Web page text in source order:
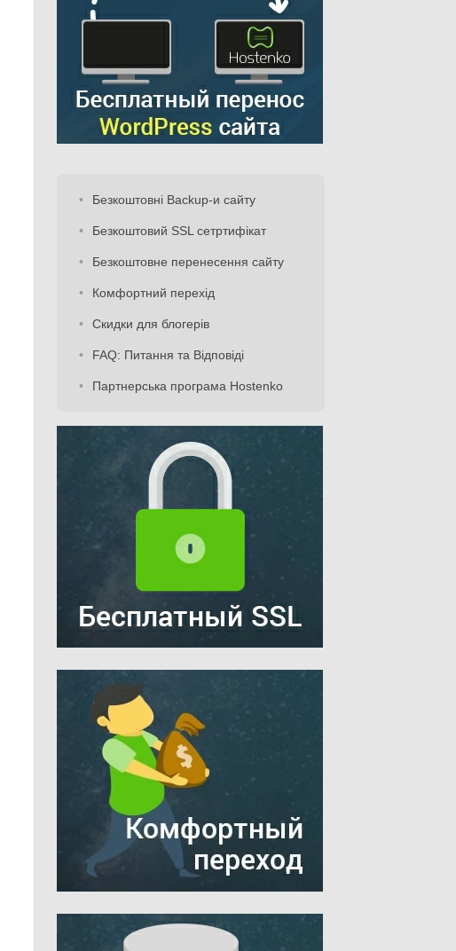
Безкоштовні Backup-и сайту
Безкоштовий SSL сетртифікат
Безкоштовне перенесення сайту
Комфортний перехід
Скидки для блогерів
FAQ: Питання та Відповіді
Партнерська програма Hostenko